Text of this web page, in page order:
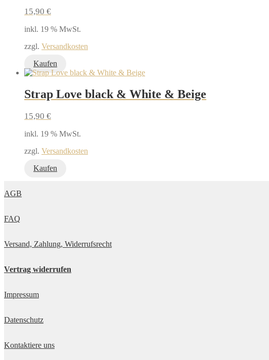
15,90 €
inkl. 19 % MwSt.
zzgl. Versandkosten
Kaufen
Strap Love black & White & Beige
15,90 €
inkl. 19 % MwSt.
zzgl. Versandkosten
Kaufen
AGB
FAQ
Versand, Zahlung, Widerrufsrecht
Vertrag widerrufen
Impressum
Datenschutz
Kontaktiere uns